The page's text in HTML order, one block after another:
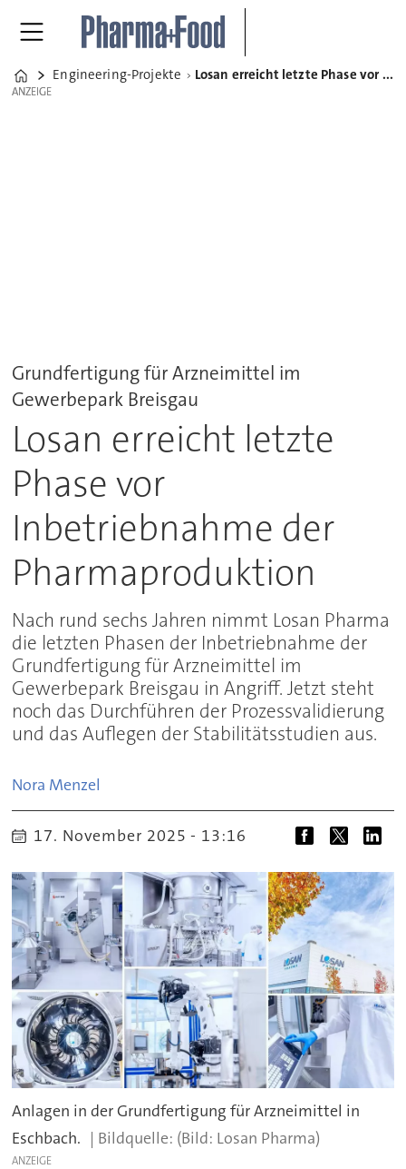
Home
Engineering-Projekte Losan erreicht letzte Phase vor Inbetriebnahme der Pharmaproduktion
ANZEIGE
ANZEIGE
Grundfertigung für Arzneimittel im
Gewerbepark Breisgau
Losan erreicht letzte
Phase vor
Inbetriebnahme der
Pharmaproduktion
Nach rund sechs Jahren nimmt Losan Pharma
die letzten Phasen der Inbetriebnahme der
Grundfertigung für Arzneimittel im
Gewerbepark Breisgau in Angriff. Jetzt steht
noch das Durchführen der Prozessvalidierung
und das Auflegen der Stabilitätsstudien aus.
Nora Menzel
17. November 2025 - 13:16
Anlagen in der Grundfertigung für Arzneimittel in
Eschbach.
(Bild: Losan Pharma)
ANZEIGE